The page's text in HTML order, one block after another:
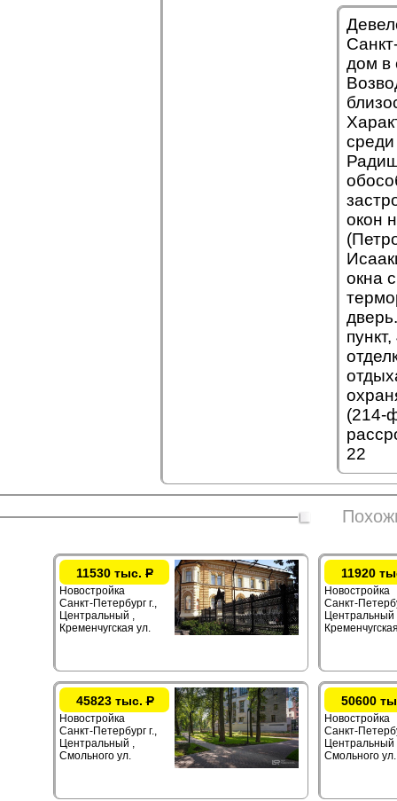
дом в
окон
окна
(214-
22
11530 тыс. Р
Новостройка
Санкт-Петербург г.,
Центральный ,
Кременчугская ул.
11920
Новостройка
Санкт-
Центральный
45823 тыс.Р
Новостройка
Санкт-Петербург г.,
Центральный ,
Смольного ул.
50600
Новостройка
Санкт-
Центральный
Смольного ул.